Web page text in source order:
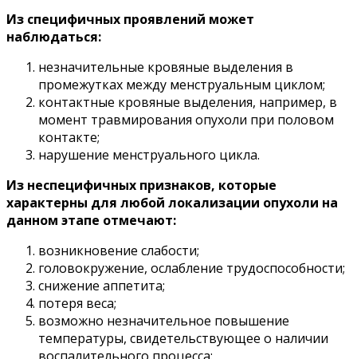
Из специфичных проявлений может
наблюдаться:
незначительные кровяные выделения в
промежутках между менструальным циклом;
контактные кровяные выделения, например, в
момент травмирования опухоли при половом
контакте;
нарушение менструального цикла.
Из неспецифичных признаков, которые
характерны для любой локализации опухоли на
данном этапе отмечают:
возникновение слабости;
головокружение, ослабление трудоспособности;
снижение аппетита;
потеря веса;
возможно незначительное повышение
температуры, свидетельствующее о наличии